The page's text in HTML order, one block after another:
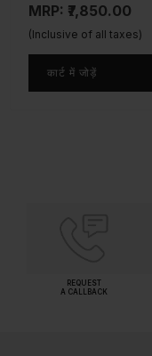
MRP: ₹7,850.00
(Inclusive of all taxes)
कार्ट में जोड़ें
MRP: ₹1,000.00
(Inclusive of all taxes)
कार्ट में जोड़ें
REQUEST
A CALLBACK